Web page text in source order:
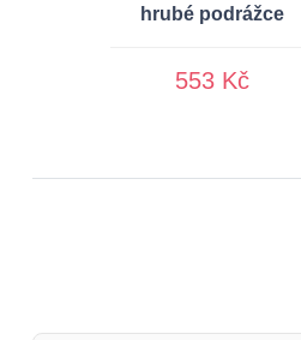
hrubé podrážce
553 Kč